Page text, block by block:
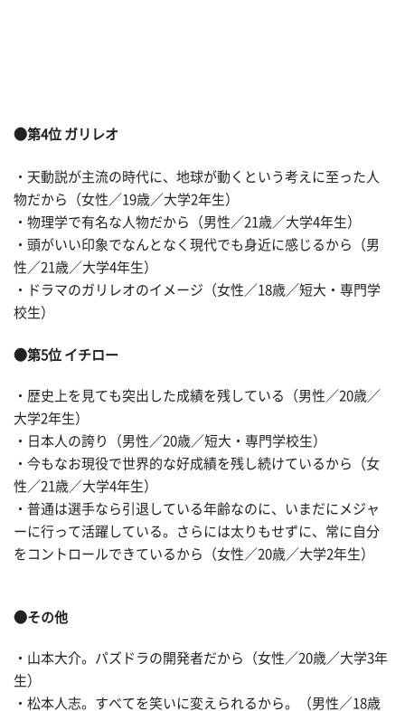
●第4位 ガリレオ
・天動説が主流の時代に、地球が動くという考えに至った人
物だから（女性／19歳／大学2年生）
・物理学で有名な人物だから（男性／21歳／大学4年生）
・頭がいい印象でなんとなく現代でも身近に感じるから（男
性／21歳／大学4年生）
・ドラマのガリレオのイメージ（女性／18歳／短大・専門学
校生）
●第5位 イチロー
・歴史上を見ても突出した成績を残している（男性／20歳／
大学2年生）
・日本人の誇り（男性／20歳／短大・専門学校生）
・今もなお現役で世界的な好成績を残し続けているから（女
性／21歳／大学4年生）
・普通は選手なら引退している年齢なのに、いまだにメジャ
ーに行って活躍している。さらには太りもせずに、常に自分
をコントロールできているから（女性／20歳／大学2年生）
●その他
・山本大介。パズドラの開発者だから（女性／20歳／大学3年
生）
・松本人志。すべてを笑いに変えられるから。（男性／18歳